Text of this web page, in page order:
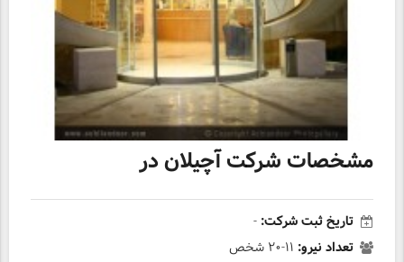
مشخصات شرکت آچیلان در
تاریخ ثبت شرکت: -
تعداد نیرو: ۱۱-۲۰ شخص